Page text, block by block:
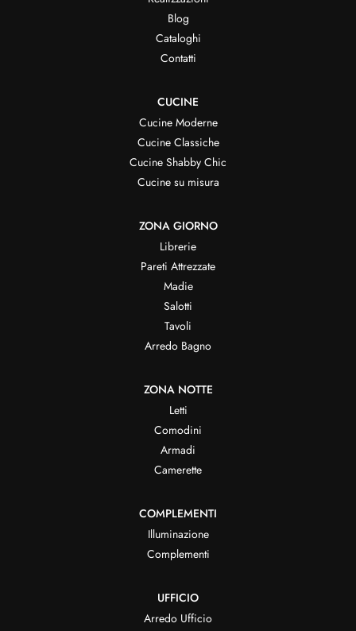
Blog
Cataloghi
Contatti
CUCINE
Cucine Moderne
Cucine Classiche
Cucine Shabby Chic
Cucine su misura
ZONA GIORNO
Librerie
Pareti Attrezzate
Madie
Salotti
Tavoli
Arredo Bagno
ZONA NOTTE
Letti
Comodini
Armadi
Camerette
COMPLEMENTI
Illuminazione
Complementi
UFFICIO
Arredo Ufficio